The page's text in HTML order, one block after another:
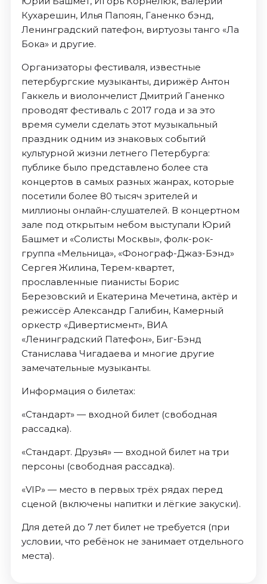
Кухарешин, Илья Папоян, Ганенко бэнд,
Ленинградский патефон, виртуозы танго «Ла
Бока» и другие.
Организаторы фестиваля, известные
петербургские музыканты, дирижёр Антон
Гаккель и виолончелист Дмитрий Ганенко
проводят фестиваль с 2017 года и за это
время сумели сделать этот музыкальный
праздник одним из знаковых событий
культурной жизни летнего Петербурга:
публике было представлено более ста
концертов в самых разных жанрах, которые
посетили более 80 тысяч зрителей и
миллионы онлайн-слушателей. В концертном
зале под открытым небом выступали Юрий
Башмет и «Солисты Москвы», фолк-рок-
группа «Мельница», «Фонограф-Джаз-Бэнд»
Сергея Жилина, Терем-квартет,
прославленные пианисты Борис
Березовский и Екатерина Мечетина, актёр и
режиссёр Александр Галибин, Камерный
оркестр «Дивертисмент», ВИА
«Ленинградский Патефон», Биг-Бэнд
Станислава Чигадаева и многие другие
замечательные музыканты.
Информация о билетах:
«Стандарт» — входной билет (свободная
рассадка).
«Стандарт. Друзья» — входной билет на три
персоны (свободная рассадка).
«VIP» — место в первых трёх рядах перед
сценой (включены напитки и лёгкие закуски).
Для детей до 7 лет билет не требуется (при
условии, что ребёнок не занимает отдельного
места).